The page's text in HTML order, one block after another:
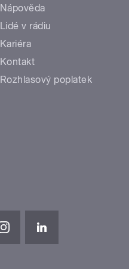
Nápověda
Lidé v rádiu
Kariéra
Kontakt
Rozhlasový poplatek